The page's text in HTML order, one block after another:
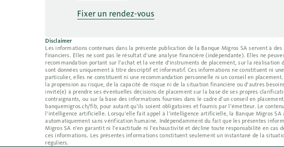
Fixer un rendez-vous
Disclaimer
Les informations contenues dans la présente publication de la Banque Migros SA servent à
financiers. Elles ne sont pas le résultat d’une analyse financière (indépendante). Elles ne
recommandation portant sur l’achat et la vente d’instruments de placement, sur la
sont données uniquement à titre descriptif et informatif. Ces informations ne constituent ni
particulier, elles ne constituent ni une recommandation personnelle ni un conseil en
la propension au risque, de la capacité de risque ni de la situation financière ou d’autres
invité(e) à prendre ses éventuelles décisions de placement sur la base de ses propres
contraignants, ou sur la base des informations fournies dans le cadre d’un conseil en
banquemigros.ch/fib, pour autant qu’ils soient obligatoires et fournis par l’émetteur. Le
l’intelligence artificielle. Lorsqu’elle fait appel à l’intelligence artificielle, la Banque Migros
automatiquement sans vérification humaine. Indépendamment du fait que les présentes
Migros SA n’en garantit ni l’exactitude ni l’exhaustivité et décline toute responsabilité en
ces informations. Les présentes informations constituent seulement un instantané de la
réguliers.